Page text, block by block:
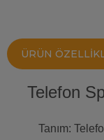
ÜRÜN
Telefon
Tanım: